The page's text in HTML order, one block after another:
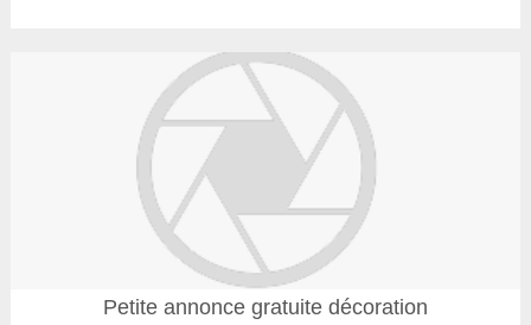
Petite annonce gratuite décoration